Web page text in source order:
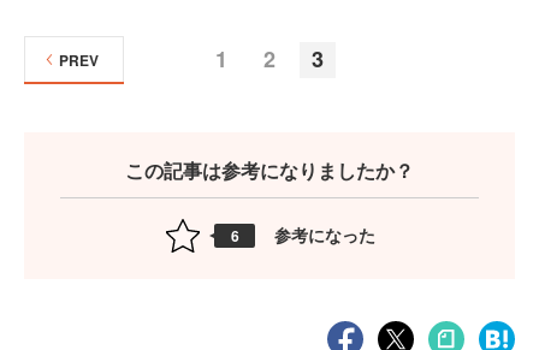
1 2 3
PREV
この記事は参考になりましたか？
6 参考になった